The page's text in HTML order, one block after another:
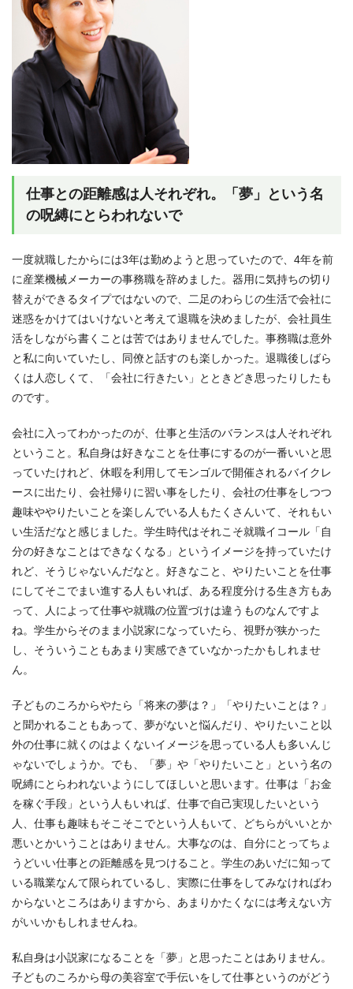
仕事との距離感は人それぞれ。「夢」という名
の呪縛にとらわれないで
一度就職したからには3年は勤めようと思っていたので、4年を前
に産業機械メーカーの事務職を辞めました。器用に気持ちの切り
替えができるタイプではないので、二足のわらじの生活で会社に
迷惑をかけてはいけないと考えて退職を決めましたが、会社員生
活をしながら書くことは苦ではありませんでした。事務職は意外
と私に向いていたし、同僚と話すのも楽しかった。退職後しばら
くは人恋しくて、「会社に行きたい」とときどき思ったりしたも
のです。
会社に入ってわかったのが、仕事と生活のバランスは人それぞれ
ということ。私自身は好きなことを仕事にするのが一番いいと思
っていたけれど、休暇を利用してモンゴルで開催されるバイクレ
ースに出たり、会社帰りに習い事をしたり、会社の仕事をしつつ
趣味ややりたいことを楽しんでいる人もたくさんいて、それもい
い生活だなと感じました。学生時代はそれこそ就職イコール「自
分の好きなことはできなくなる」というイメージを持っていたけ
れど、そうじゃないんだなと。好きなこと、やりたいことを仕事
にしてそこでまい進する人もいれば、ある程度分ける生き方もあ
って、人によって仕事や就職の位置づけは違うものなんですよ
ね。学生からそのまま小説家になっていたら、視野が狭かった
し、そういうこともあまり実感できていなかったかもしれませ
ん。
子どものころからやたら「将来の夢は？」「やりたいことは？」
と聞かれることもあって、夢がないと悩んだり、やりたいこと以
外の仕事に就くのはよくないイメージを思っている人も多いんじ
ゃないでしょうか。でも、「夢」や「やりたいこと」という名の
呪縛にとらわれないようにしてほしいと思います。仕事は「お金
を稼ぐ手段」という人もいれば、仕事で自己実現したいという
人、仕事も趣味もそこそこでという人もいて、どちらがいいとか
悪いとかいうことはありません。大事なのは、自分にとってちょ
うどいい仕事との距離感を見つけること。学生のあいだに知って
いる職業なんて限られているし、実際に仕事をしてみなければわ
からないところはありますから、あまりかたくなには考えない方
がいいかもしれませんね。
私自身は小説家になることを「夢」と思ったことはありません。
子どものころから母の美容室で手伝いをして仕事というのがどう